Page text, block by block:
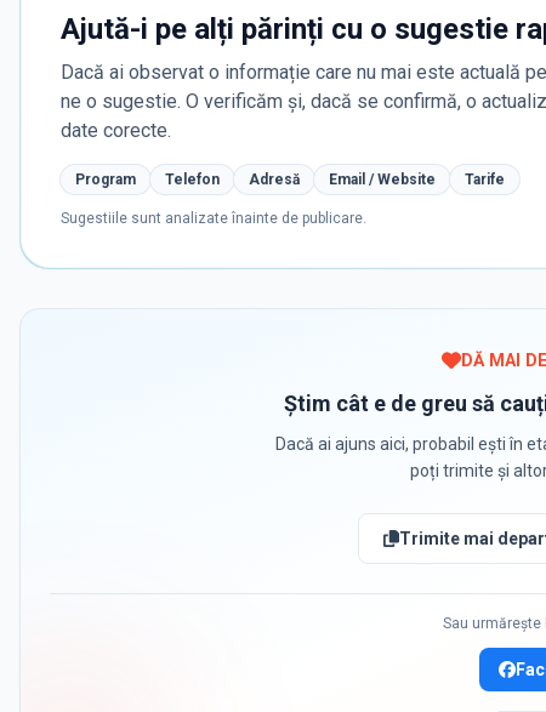
Ajută-i pe alți părinți cu o sugestie
Dacă ai observat o informație care nu mai este actuală
ne o sugestie. O verificăm și, dacă se confirmă, o
date corecte.
Program Telefon Adresă Email / Website Tarife
Sugestiile sunt analizate înainte de publicare.
DĂ MAI
Știm cât e de greu să
Dacă ai ajuns aici, probabil ești în
poți trimite și
Trimite mai
Sau urmărește